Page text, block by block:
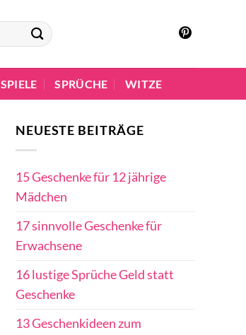
SPIELE SPRÜCHE WITZE
NEUESTE BEITRÄGE
15 Geschenke für 12 jährige
Mädchen
17 sinnvolle Geschenke für
Erwachsene
16 lustige Sprüche Geld statt
Geschenke
13 Geschenkideen zum